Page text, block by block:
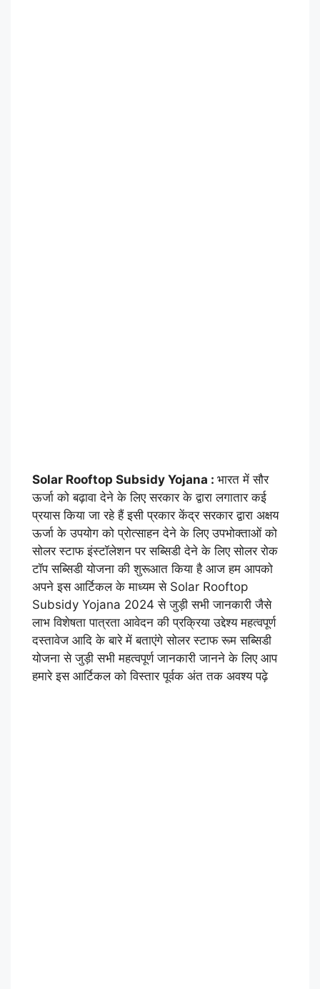
Solar Rooftop Subsidy Yojana : भारत में सौर
ऊर्जा को बढ़ावा देने के लिए सरकार के द्वारा लगातार कई
प्रयास किया जा रहे हैं इसी प्रकार केंद्र सरकार द्वारा अक्षय
ऊर्जा के उपयोग को प्रोत्साहन देने के लिए उपभोक्ताओं को
सोलर स्टाफ इंस्टॉलेशन पर सब्सिडी देने के लिए सोलर रोक
टॉप सब्सिडी योजना की शुरूआत किया है आज हम आपको
अपने इस आर्टिकल के माध्यम से Solar Rooftop
Subsidy Yojana 2024 से जुड़ी सभी जानकारी जैसे
लाभ विशेषता पात्रता आवेदन की प्रक्रिया उद्देश्य महत्वपूर्ण
दस्तावेज आदि के बारे में बताएंगे सोलर स्टाफ रूम सब्सिडी
योजना से जुड़ी सभी महत्वपूर्ण जानकारी जानने के लिए आप
हमारे इस आर्टिकल को विस्तार पूर्वक अंत तक अवश्य पढ़े